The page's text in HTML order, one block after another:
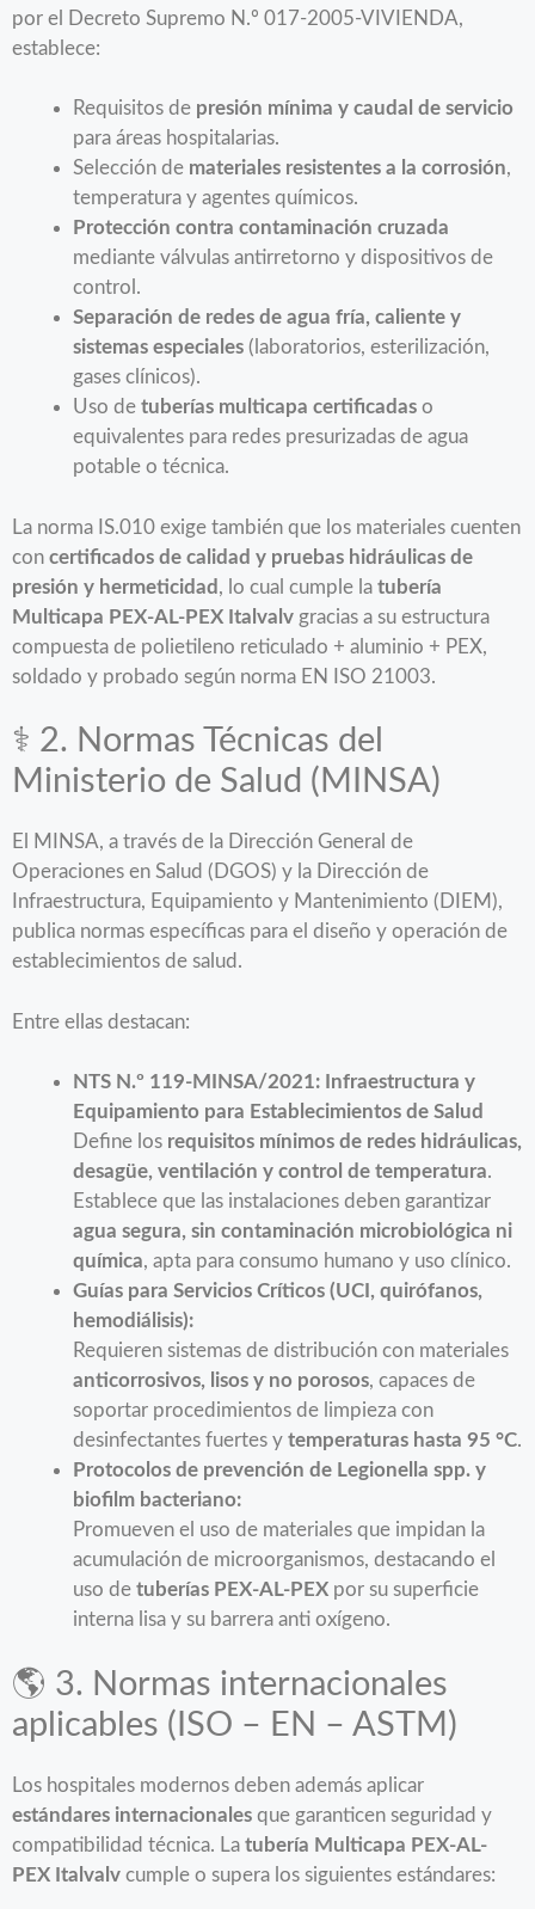
por el Decreto Supremo N.º 017-2005-VIVIENDA,
establece:
Requisitos de presión mínima y caudal de servicio
para áreas hospitalarias.
Selección de materiales resistentes a la corrosión,
temperatura y agentes químicos.
Protección contra contaminación cruzada
mediante válvulas antirretorno y dispositivos de
control.
Separación de redes de agua fría, caliente y
sistemas especiales (laboratorios, esterilización,
gases clínicos).
Uso de tuberías multicapa certificadas o
equivalentes para redes presurizadas de agua
potable o técnica.
La norma IS.010 exige también que los materiales cuenten
con certificados de calidad y pruebas hidráulicas de
presión y hermeticidad , lo cual cumple la tubería
Multicapa PEX-AL-PEX Italvalv gracias a su estructura
compuesta de polietileno reticulado + aluminio + PEX,
soldado y probado según norma EN ISO 21003.
⚕️ 2. Normas Técnicas del
Ministerio de Salud (MINSA)
El MINSA, a través de la Dirección General de
Operaciones en Salud (DGOS) y la Dirección de
Infraestructura, Equipamiento y Mantenimiento (DIEM),
publica normas específicas para el diseño y operación de
establecimientos de salud.
Entre ellas destacan:
NTS N.º 119-MINSA/2021: Infraestructura y
Equipamiento para Establecimientos de Salud
Define los requisitos mínimos de redes hidráulicas,
desagüe, ventilación y control de temperatura.
Establece que las instalaciones deben garantizar
agua segura, sin contaminación microbiológica ni
química, apta para consumo humano y uso clínico.
Guías para Servicios Críticos (UCI, quirófanos,
hemodiálisis):
Requieren sistemas de distribución con materiales
anticorrosivos, lisos y no porosos, capaces de
soportar procedimientos de limpieza con
desinfectantes fuertes y temperaturas hasta 95 °C.
Protocolos de prevención de Legionella spp. y
biofilm bacteriano:
Promueven el uso de materiales que impidan la
acumulación de microorganismos, destacando el
uso de tuberías PEX-AL-PEX por su superficie
interna lisa y su barrera anti oxígeno.
🌎 3. Normas internacionales
aplicables (ISO – EN – ASTM)
Los hospitales modernos deben además aplicar
estándares internacionales que garanticen seguridad y
compatibilidad técnica. La tubería Multicapa PEX-AL-
PEX Italvalv cumple o supera los siguientes estándares: